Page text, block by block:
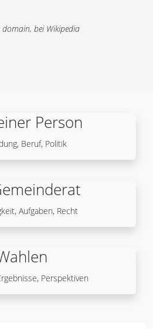
bei Wikipedia
Person
Beruf, Politik
Aufgaben, Recht
Perspektiven